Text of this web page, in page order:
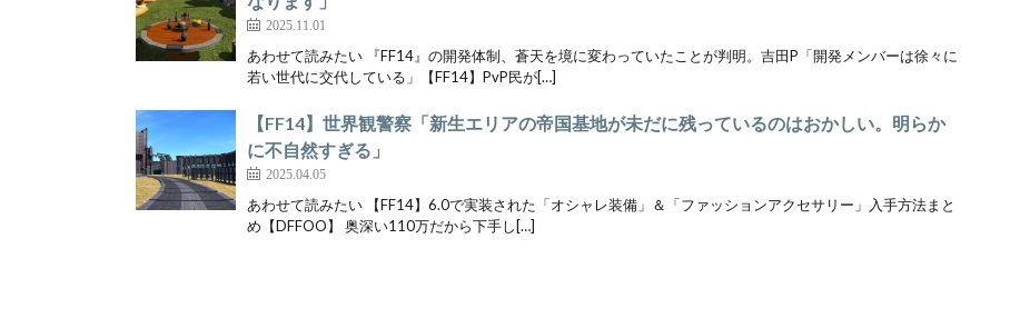
2025.11.01
あわせて読みたい 『FF14』の開発体制、蒼天を境に変わっていたことが判明。吉田P「開発メンバーは徐々に
若い世代に交代している」【FF14】PvP民が[…]
【FF14】世界観警察「新生エリアの帝国基地が未だに残っているのはおかしい。明らか
に不自然すぎる」
2025.04.05
あわせて読みたい 【FF14】6.0で実装された「オシャレ装備」＆「ファッションアクセサリー」入手方法まと
め【DFFOO】 奥深い110万だから下手し[…]